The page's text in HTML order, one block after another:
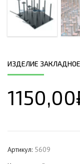
ИЗДЕЛИЕ
1150,00
Артикул: 5609